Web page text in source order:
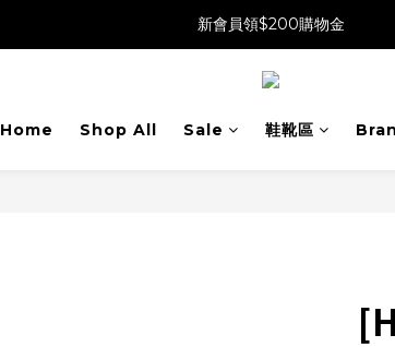
新會員領$200購物金
Home Shop All Sale 鞋靴區